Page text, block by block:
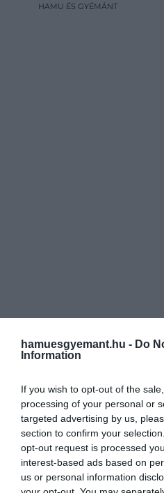
hamuesgyemant.hu - Do
Information
If you wish to opt-out of the
processing of your personal or
targeted advertising by us,
section to confirm your
opt-out request is processed
interest-based ads based on
us or personal information
szabályosságával
HAMU ÉS GYÉMÁNT